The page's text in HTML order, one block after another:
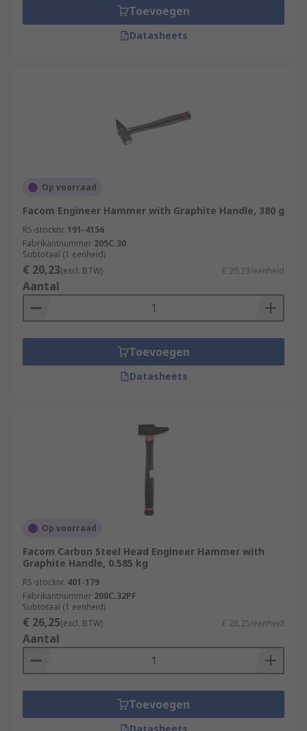
Toevoegen
Datasheets
Op voorraad
Facom Engineer Hammer with Graphite Handle, 380 g
RS-stocknr. 191-4156
Fabrikantnummer 205C.30
Subtotaal (1 eenheid)
€ 20,23(excl. BTW) € 20,23/eenheid
Aantal
Toevoegen
Datasheets
Op voorraad
Facom Carbon Steel Head Engineer Hammer with
Graphite Handle, 0.585 kg
RS-stocknr. 401-179
Fabrikantnummer 200C.32PF
Subtotaal (1 eenheid)
€ 26,25(excl. BTW) € 26,25/eenheid
Aantal
Toevoegen